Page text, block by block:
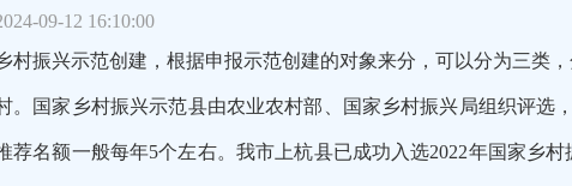
09-12 16:10:00
村振兴示范创建，根据申报示范创建的对象来分，可以分为三类
。国家乡村振兴示范县由农业农村部、国家乡村振兴局组织评选
荐名额一般每年5个左右。我市上杭县已成功入选2022年国家乡